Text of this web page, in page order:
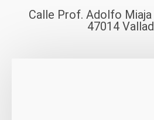
Calle Prof. Adolfo Miaja
47014